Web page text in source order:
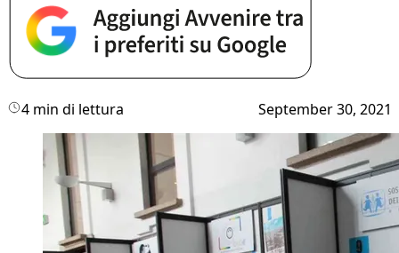
4 min di lettura September 30, 2021